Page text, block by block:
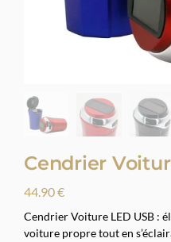
Cendrier
44.90€
Cendrier Voiture LED USB :
voiture propre tout en